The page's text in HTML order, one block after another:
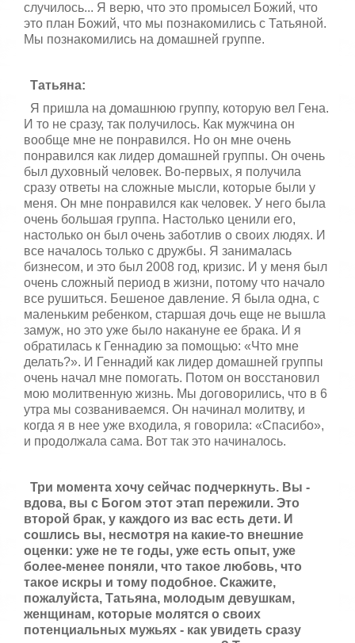
случилось... Я верю, что это промысел Божий, что
это план Божий, что мы познакомились с Татьяной.
Мы познакомились на домашней группе.
Татьяна:
Я пришла на домашнюю группу, которую вел Гена.
И то не сразу, так получилось. Как мужчина он
вообще мне не понравился. Но он мне очень
понравился как лидер домашней группы. Он очень
был духовный человек. Во-первых, я получила
сразу ответы на сложные мысли, которые были у
меня. Он мне понравился как человек. У него была
очень большая группа. Настолько ценили его,
настолько он был очень заботлив о своих людях. И
все началось только с дружбы. Я занималась
бизнесом, и это был 2008 год, кризис. И у меня был
очень сложный период в жизни, потому что начало
все рушиться. Бешеное давление. Я была одна, с
маленьким ребенком, старшая дочь еще не вышла
замуж, но это уже было накануне ее брака. И я
обратилась к Геннадию за помощью: «Что мне
делать?». И Геннадий как лидер домашней группы
очень начал мне помогать. Потом он восстановил
мою молитвенную жизнь. Мы договорились, что в 6
утра мы созваниваемся. Он начинал молитву, и
когда я в нее уже входила, я говорила: «Спасибо»,
и продолжала сама. Вот так это начиналось.
Три момента хочу сейчас подчеркнуть. Вы -
вдова, вы с Богом этот этап пережили. Это
второй брак, у каждого из вас есть дети. И
сошлись вы, несмотря на какие-то внешние
оценки: уже не те годы, уже есть опыт, уже
более-менее поняли, что такое любовь, что
такое искры и тому подобное. Скажите,
пожалуйста, Татьяна, молодым девушкам,
женщинам, которые молятся о своих
потенциальных мужьях - как увидеть сразу